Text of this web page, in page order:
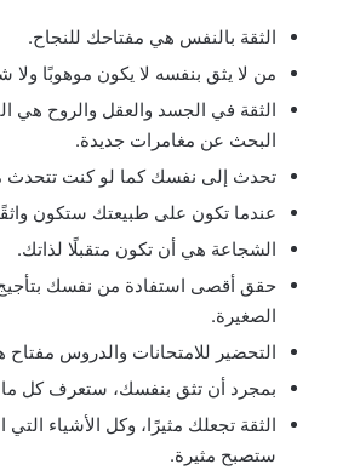
الثقة بالنفس هي مفتاحك للنجاح.
من لا يثق بنفسه لا يكون موهوبًا ولا
الثقة في الجسد والعقل والروح هي
البحث عن مغامرات جديدة.
تحدث إلى نفسك كما لو كنت
عندما تكون على طبيعتك ستكون
الشجاعة هي أن تكون متقبلًا لذاتك.
حقق أقصى استفادة من نفسك
الصغيرة.
التحضير للامتحانات والدروس مفتاح
بمجرد أن تثق بنفسك، ستعرف كل ما
الثقة تجعلك مثيرًا، وكل الأشياء
ستصبح مثيرة.